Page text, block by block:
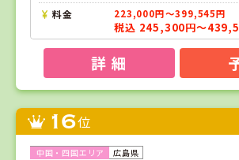
料金 223,000円～399,545円
税込 245,300円～
詳 細
16位
広島県